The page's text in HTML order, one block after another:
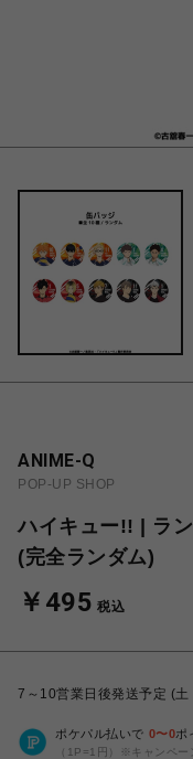
ANIME-Q
POP-UP SHOP
ハイキュー!! | ラ
(完全ランダム)
￥495 税込
7～10営業日後発送予定 (土
ポケパル払いで 0〜0ポ
（1P=1円）※キャンペー